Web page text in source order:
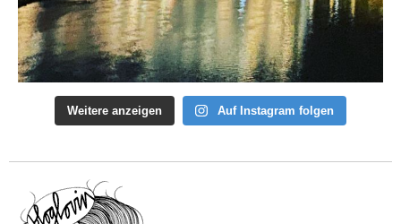
Weitere anzeigen Auf Instagram folgen